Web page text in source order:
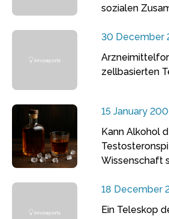
sozialen
30 December
zellbasierten
15 January
Kann Alkohol
Wissenschaft
18 December
Ein Teleskop